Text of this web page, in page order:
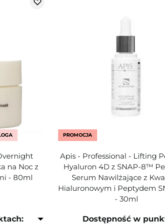
na Noc z
- 80ml
PROMOCJA
Apis - Professional - Lifting
Hyaluron 4D z SNAP-8™
Serum Nawilżające z
Hialuronowym i Peptydem
- 30ml
Dostępność w